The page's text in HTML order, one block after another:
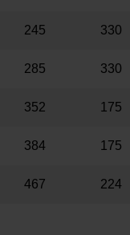
245 330
285 330
352 175
384 175
467 224